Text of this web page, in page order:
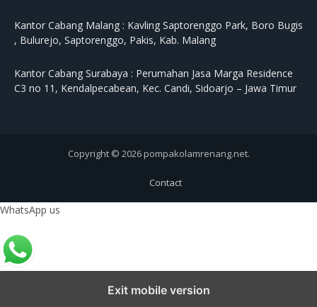
Kantor Cabang Malang : Kavling Saptorenggo Park, Boro Bugis
, Bulurejo, Saptorenggo, Pakis, Kab. Malang
Kantor Cabang Surabaya : Perumahan Jasa Marga Residence
C3 no 11, Kendalpecabean, Kec. Candi, Sidoarjo – Jawa Timur
Copyright © 2026 pompakolamrenang.net.
Contact
WhatsApp us
Exit mobile version